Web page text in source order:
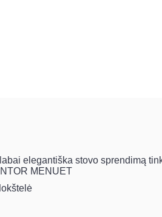
elegantiška stovo sprendimą
MENUET